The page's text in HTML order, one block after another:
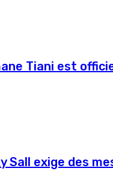
Tiani est
Sall exige des